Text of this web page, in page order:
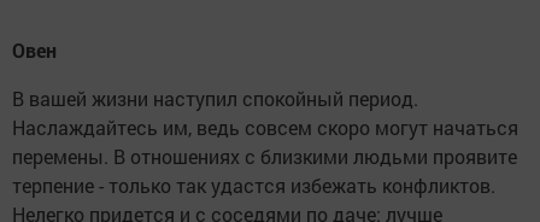
Овен
В вашей жизни наступил спокойный период.
Наслаждайтесь им, ведь совсем скоро могут начаться
перемены. В отношениях с близкими людьми проявите
терпение - только так удастся избежать конфликтов.
Нелегко придется и с соседями по даче: лучше